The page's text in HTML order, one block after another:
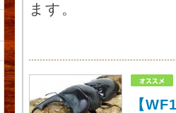
ます。
【